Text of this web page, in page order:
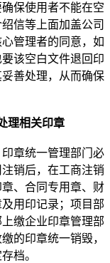
保使用者不能在空
信等上面加盖公司
管理者的同意，如
该空白文件退回印
善处理，从而确保
理相关印章
章统一管理部门必
销后，在工商注销
、合同专用章、财
用印记录；项目部
缴企业印章管理部
的印章统一销毁，
档。